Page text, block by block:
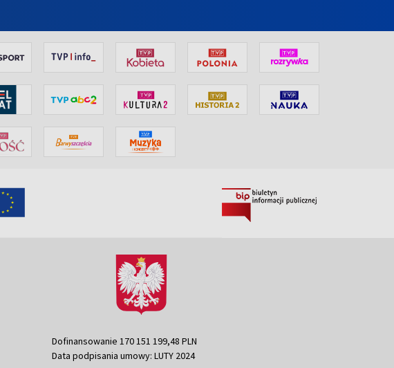
Dofinansowanie 170 151 199,48 PLN
Data podpisania umowy: LUTY 2024